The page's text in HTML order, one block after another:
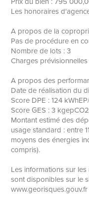
Les honoraires
A propos de la
Pas de procédure en
Nombre de lots : 3
Charges
A propos des
Date de réalisation du
Score DPE : 124
Score GES : 3
Montant estimé des
usage standard : entre
moyens des énergies
compris).
Les informations sur
sont disponibles sur le
www.georisques.gouv.fr